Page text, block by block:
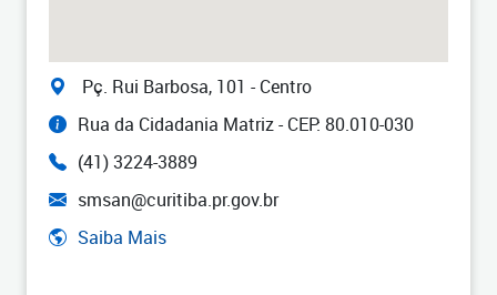
Pç. Rui Barbosa, 101 - Centro
Rua da Cidadania Matriz - CEP: 80.010-030
(41) 3224-3889
smsan@curitiba.pr.gov.br
Saiba Mais